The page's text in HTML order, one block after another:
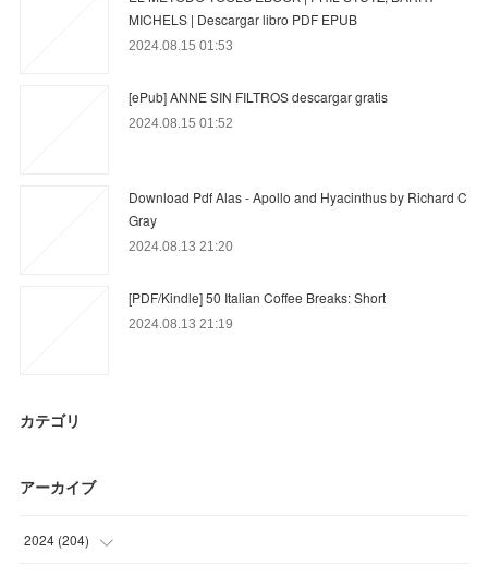
MICHELS | Descargar libro PDF EPUB
2024.08.15 01:53
[ePub] ANNE SIN FILTROS descargar gratis
2024.08.15 01:52
Download Pdf Alas - Apollo and Hyacinthus by Richard C
Gray
2024.08.13 21:20
[PDF/Kindle] 50 Italian Coffee Breaks: Short
2024.08.13 21:19
カテゴリ
アーカイブ
2024 (204)